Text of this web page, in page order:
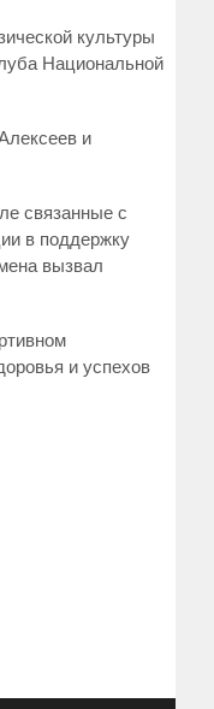
культуры
Национальной
и
связанные с
в поддержку
вызвал
и успехов